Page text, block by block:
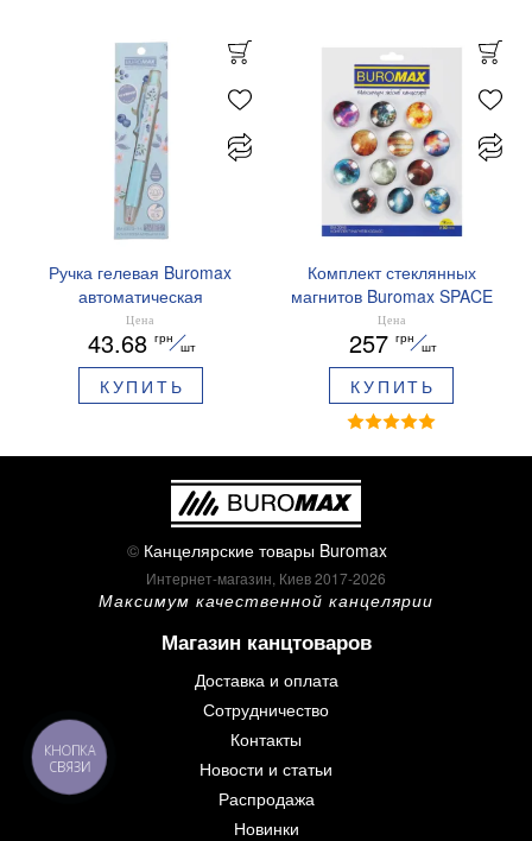
Ручка гелевая Buromax
автоматическая
ARABESKI 0.5 мм
ароматизированный грипп
синие чернила в блистере
BM.8379-02
Цена
43.68 грн
шт
КУПИТЬ
Комплект стеклянных
магнитов Buromax SPACE
12 шт 30 мм BM.0048
Цена
257 грн
шт
КУПИТЬ
© Канцелярские товары Buromax
Интернет-магазин, Киев 2017-2026
Максимум качественной канцелярии
Магазин канцтоваров
Доставка и оплата
Сотрудничество
Контакты
Новости и статьи
Распродажа
Новинки
КНОПКА
СВЯЗИ